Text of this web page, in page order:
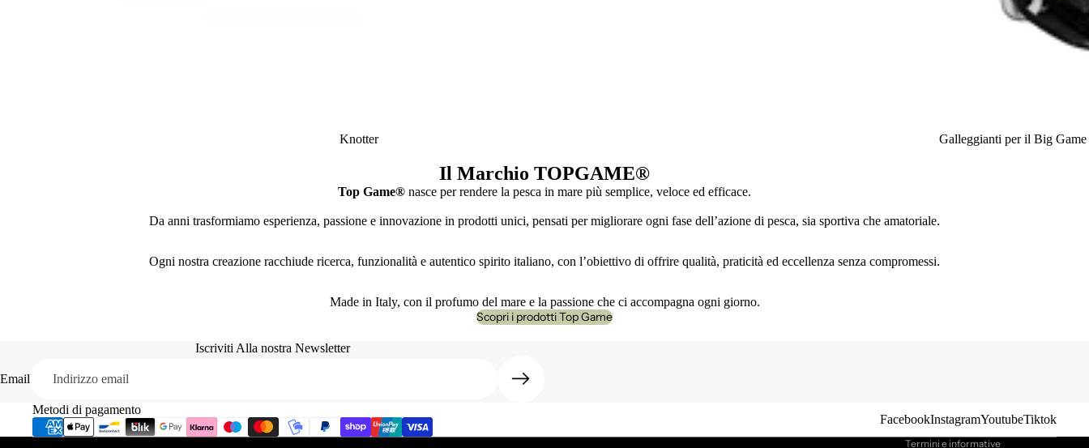
Knotter Galleggianti per il Big Game
Il Marchio TOPGAME®
Top Game® nasce per rendere la pesca in mare più semplice, veloce ed efficace.
Da anni trasformiamo esperienza, passione e innovazione in prodotti unici, pensati per migliorare ogni fase dell’azione di pesca, sia sportiva che amatoriale.
Ogni nostra creazione racchiude ricerca, funzionalità e autentico spirito italiano, con l’obiettivo di offrire qualità, praticità ed eccellenza senza compromessi.
Made in Italy, con il profumo del mare e la passione che ci accompagna ogni giorno.
Scopri i prodotti Top Game
Iscriviti Alla nostra Newsletter
Email
Metodi di pagamento
FacebookInstagramYoutubeTiktok
Termini e informative
Informativa sulle spedizioni